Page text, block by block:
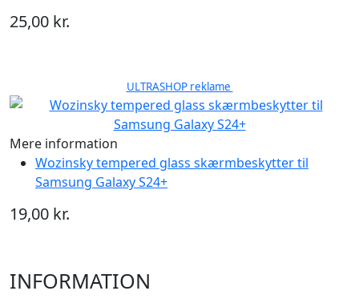
25,00 kr.
ULTRASHOP reklame
Mere information
Wozinsky tempered glass skærmbeskytter til
Samsung Galaxy S24+
19,00 kr.
INFORMATION